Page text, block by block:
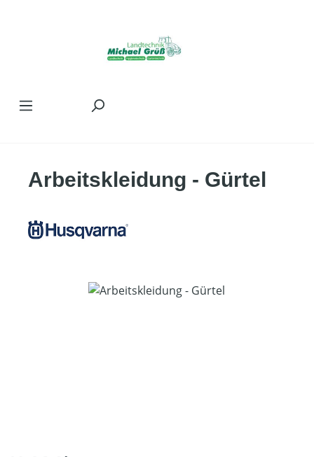
Arbeitskleidung - Gürtel
Bildergalerie überspringen